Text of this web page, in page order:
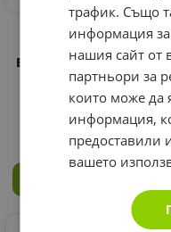
ПРОБИОТИК
ЛАКТОБАЛЦИЛУС
БУЛГАРИКУС капсули
броя / BOUROFF
PROBIOTIC LBB
€ / 26.50 лв.
трафик. Също
информация
нашия сайт от
партньори за
които може да
информация,
предоставили
вашето